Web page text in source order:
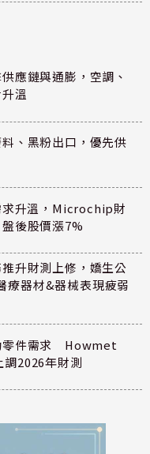
應鏈與通膨，空調、
溫
、黑粉出口，優先供
求升溫，Microchip財
後股價漲7%
升財測上修，嬌生公
療器材&器械表現疲弱
零件需求 Howmet
2026年財測